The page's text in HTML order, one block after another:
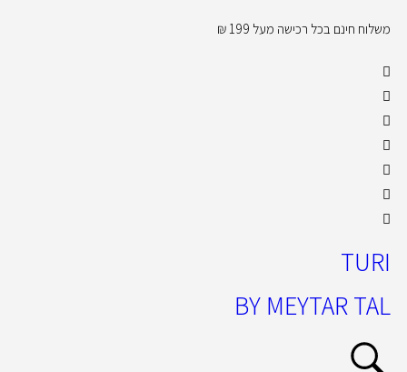
משלוח חינם בכל רכישה מעל 199 ₪
TURI
BY MEYTAR TAL